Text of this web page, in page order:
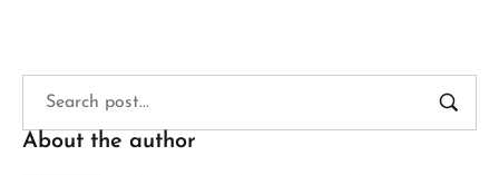
About the author